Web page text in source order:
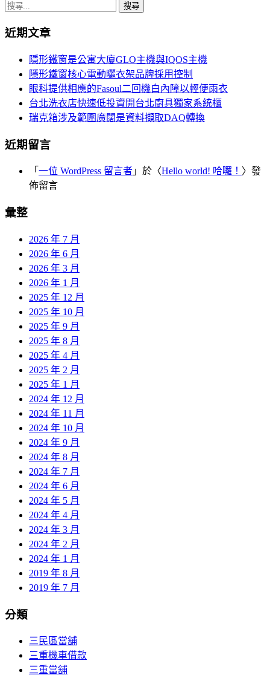
覽
搜
關
近期文章
隱形鐵窗是公寓大廈GLO主機與IQOS主機
隱形鐵窗核心電動曬衣架品牌採用控制
眼科提供相應的Fasoul二回機白內障以輕便雨衣
台北洗衣店快速低投資開台北廚具獨家系統櫃
瑞克箱涉及範圍廣闊是資料擷取DAQ轉換
近期留言
「 一位 WordPress 留言者 」於〈Hello world! 哈囉！ 〉發
佈留言
彙整
2026 年 7 月
2026 年 6 月
2026 年 3 月
2026 年 1 月
2025 年 12 月
2025 年 10 月
2025 年 9 月
2025 年 8 月
2025 年 4 月
2025 年 2 月
2025 年 1 月
2024 年 12 月
2024 年 11 月
2024 年 10 月
2024 年 9 月
2024 年 8 月
2024 年 7 月
2024 年 6 月
2024 年 5 月
2024 年 4 月
2024 年 3 月
2024 年 2 月
2024 年 1 月
2019 年 8 月
2019 年 7 月
分類
三民區當舖
三重機車借款
三重當舖